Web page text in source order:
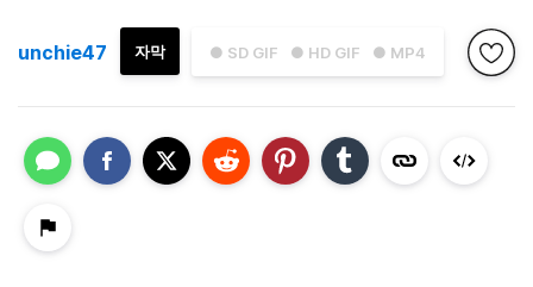
● SD GIF ● HD GIF ● MP4
자막
unchie47